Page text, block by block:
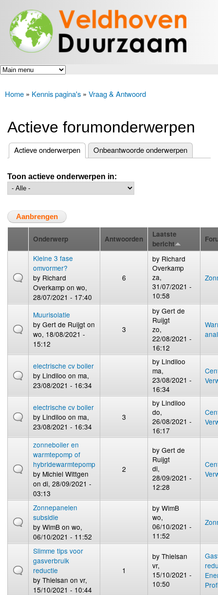
en naar
de inhoud
gaan
Veldhoven
Duurzaam
Energiek
naar de
toekomst
U bent hier
Home » Kennis pagina's » Vraag & Antwoord
Actieve forumonderwerpen
Primaire tabs
Actieve onderwerpen
(actieve tabblad) Onbeantwoorde onderwerpen
Toon actieve onderwerpen in:
Onderwerp Antwoorden
Laatste
bericht
Kleine 3 fase
omvormer?
by Richard
Overkamp on wo,
28/07/2021 - 17:40
6
by Richard
Overkamp
za,
31/07/2021 -
10:58
Muurisolatie
by Gert de Ruijgt on
wo, 18/08/2021 -
15:12
3
by Gert de
Ruijgt
zo,
22/08/2021 -
16:12
electrische cv boiler
by Lindiloo on ma,
23/08/2021 - 16:34
by Lindiloo
ma,
23/08/2021 -
16:34
electrische cv boiler
by Lindiloo on ma,
23/08/2021 - 16:34
3
by Lindiloo
do,
26/08/2021 -
16:17
zonneboiler en
warmtepomp of
hybridewarmtepomp
by Michiel Wittgen
on di, 28/09/2021 -
03:13
2
by Gert de
Ruijgt
di,
28/09/2021 -
12:28
Zonnepanelen
subsidie
by WimB on wo,
06/10/2021 - 11:52
by WimB
wo,
06/10/2021 -
11:52
Slimme tips voor
gasverbruik
reductie
by Thielsan on vr,
15/10/2021 - 10:44
1
by Thielsan
vr,
15/10/2021 -
10:50